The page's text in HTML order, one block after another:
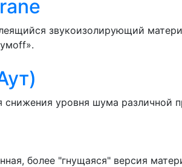
звукоизолирующий
снижения уровня шума различной
более "гнущаяся" версия